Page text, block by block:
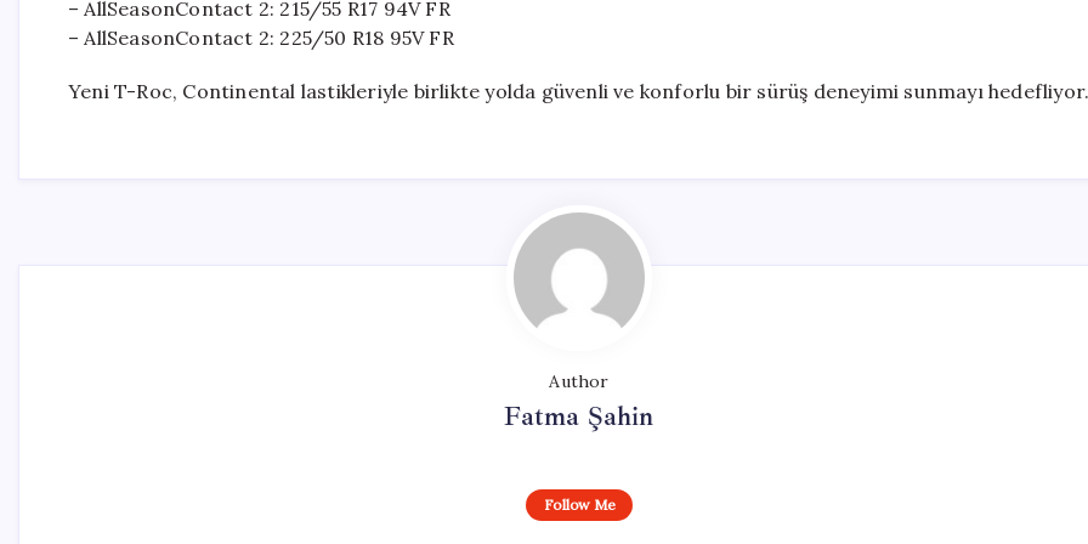
– AllSeasonContact 2: 215/55 R17 94V FR
– AllSeasonContact 2: 225/50 R18 95V FR
Yeni T-Roc, Continental lastikleriyle birlikte yolda güvenli ve konforlu bir sürüş deneyimi sunmayı
Author
Fatma Şahin
Follow Me